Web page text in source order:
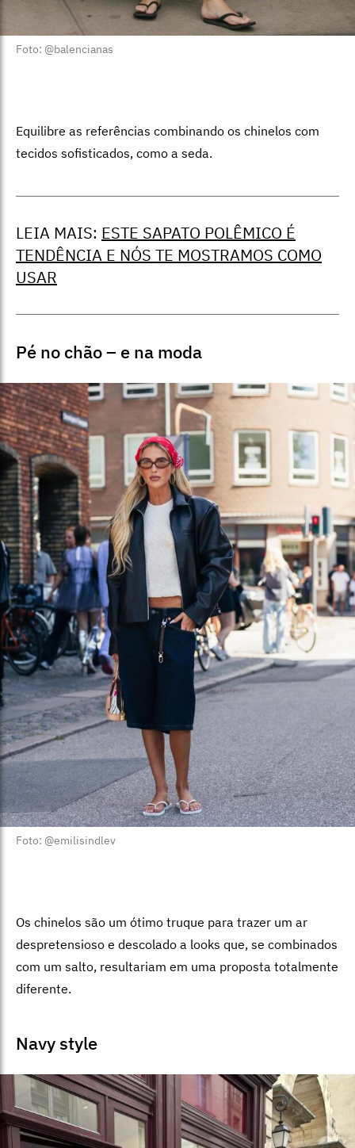
Foto: @balencianas
Equilibre as referências combinando os chinelos com
tecidos sofisticados, como a seda.
LEIA MAIS: ESTE SAPATO POLÊMICO É
TENDÊNCIA E NÓS TE MOSTRAMOS COMO
USAR
Pé no chão – e na moda
Foto: @emilisindlev
Os chinelos são um ótimo truque para trazer um ar
despretensioso e descolado a looks que, se combinados
com um salto, resultariam em uma proposta totalmente
diferente.
Navy style